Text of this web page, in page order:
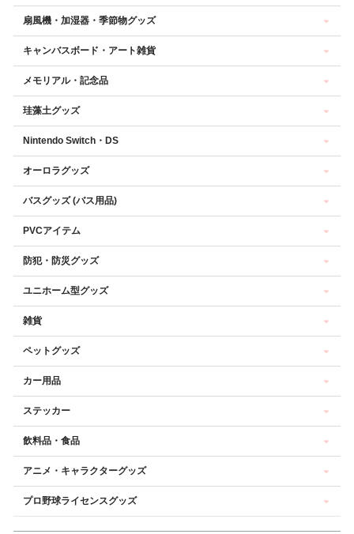
扇風機・加湿器・季節物グッズ
キャンバスボード・アート雑貨
メモリアル・記念品
珪藻土グッズ
Nintendo Switch・DS
オーロラグッズ
バスグッズ (バス用品)
PVCアイテム
防犯・防災グッズ
ユニホーム型グッズ
雑貨
ペットグッズ
カー用品
ステッカー
飲料品・食品
アニメ・キャラクターグッズ
プロ野球ライセンスグッズ